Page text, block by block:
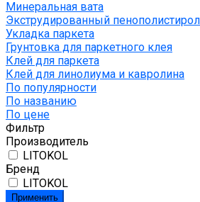
Минеральная вата
Экструдированный
Укладка паркета
Грунтовка для паркетного клея
Клей для паркета
Клей для линолиума и кавролина
По популярности
По названию
По цене
Фильтр
Производитель
LITOKOL
Бренд
LITOKOL